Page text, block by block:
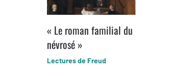
« Le roman familial du
névrosé »
Lectures de Freud